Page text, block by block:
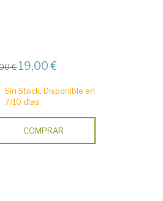
€ 19,00 €
Sin Stock. Disponible en
7/10 días.
COMPRAR